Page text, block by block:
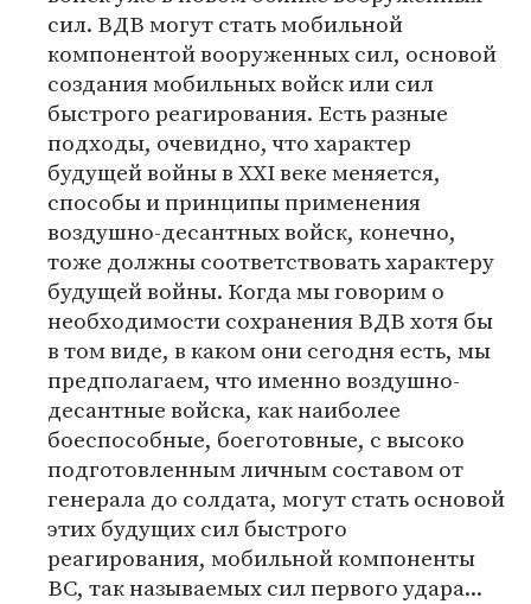
сил. ВДВ могут стать мобильной
компонентой вооруженных сил, основой
создания мобильных войск или сил
быстрого реагирования. Есть разные
подходы, очевидно, что характер
будущей войны в XXI веке меняется,
способы и принципы применения
воздушно-десантных войск, конечно,
тоже должны соответствовать характеру
будущей войны. Когда мы говорим о
необходимости сохранения ВДВ хотя бы
в том виде, в каком они сегодня есть, мы
предполагаем, что именно воздушно-
десантные войска, как наиболее
боеспособные, боеготовные, с высоко
подготовленным личным составом от
генерала до солдата, могут стать основой
этих будущих сил быстрого
реагирования, мобильной компоненты
ВС, так называемых сил первого удара...